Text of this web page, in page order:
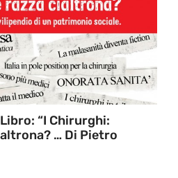
“I Chirurghi:
… Di Pietro